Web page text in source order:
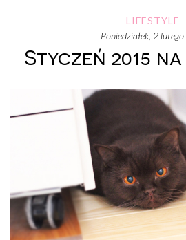
LIFESTYLE
poniedziałek, 2
Styczeń 2015